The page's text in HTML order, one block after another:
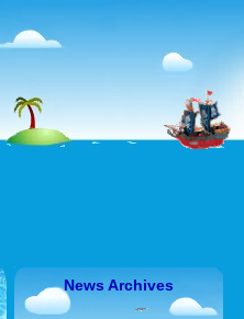
News Archives